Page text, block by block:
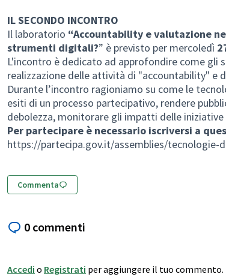
IL SECONDO INCONTRO
Il laboratorio “Accountability e valutazione
strumenti digitali?” è previsto per mercoledì
L'incontro è dedicato ad approfondire come
realizzazione delle attività di "accountability" e
Durante l’incontro ragioniamo su come le
esiti di un processo partecipativo, rendere
debolezza, monitorare gli impatti delle iniziative
Per partecipare è necessario iscriversi a
https://partecipa.gov.it/assemblies/
Commenta
0 commenti
Accedi o Registrati per aggiungere il tuo commento.